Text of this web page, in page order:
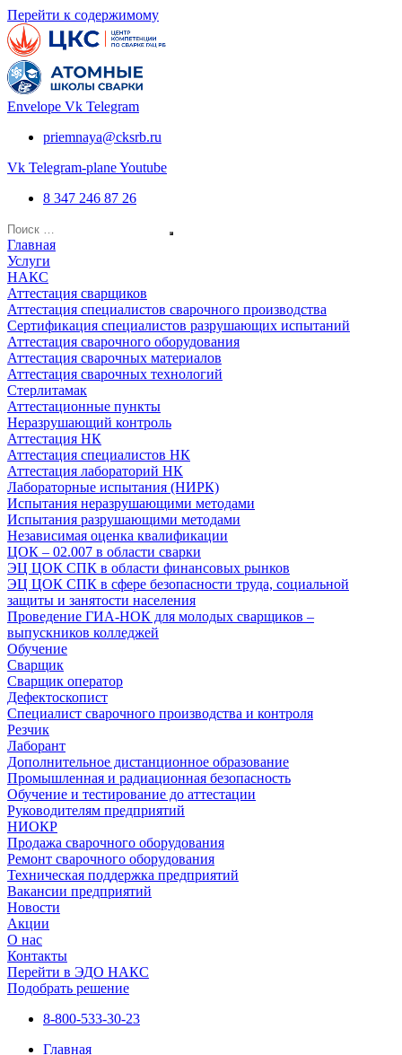
Перейти к содержимому
Envelope Vk Telegram
priemnaya@cksrb.ru
Vk Telegram-planeYoutube
8 347 246 87 26
Главная
Услуги
НАКС
Аттестация сварщиков
Аттестация специалистов сварочного производства
Сертификация специалистов разрушающих испытаний
Аттестация сварочного оборудования
Аттестация сварочных материалов
Аттестация сварочных технологий
Стерлитамак
Аттестационные пункты
Неразрушающий контроль
Аттестация НК
Аттестация специалистов НК
Аттестация лабораторий НК
Лабораторные испытания (НИРК)
Испытания неразрушающими методами
Испытания разрушающими методами
Независимая оценка квалификации
ЦОК – 02.007 в области сварки
ЭЦ ЦОК СПК в области финансовых рынков
ЭЦ ЦОК СПК в сфере безопасности труда, социальной
защиты и занятости населения
Проведение ГИА-НОК для молодых сварщиков –
выпускников колледжей
Обучение
Сварщик
Сварщик оператор
Дефектоскопист
Специалист сварочного производства и контроля
Резчик
Лаборант
Дополнительное дистанционное образование
Промышленная и радиационная безопасность
Обучение и тестирование до аттестации
Руководителям предприятий
НИОКР
Продажа сварочного оборудования
Ремонт сварочного оборудования
Техническая поддержка предприятий
Вакансии предприятий
Новости
Акции
О нас
Контакты
Перейти в ЭДО НАКС
Подобрать решение
8-800-533-30-23
Главная